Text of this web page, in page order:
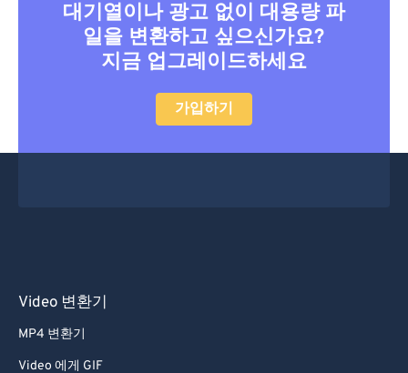
대기열이나 광고 없이 대용량 파
일을 변환하고 싶으신가요?
지금 업그레이드하세요
가입하기
Video 변환기
MP4 변환기
Video 에게 GIF